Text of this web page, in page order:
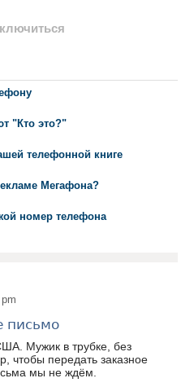
"Кто это?"
телефонной книге
Мегафона?
номер телефона
письмо
Мужик в трубке, без
чтобы передать заказное
мы не ждём.